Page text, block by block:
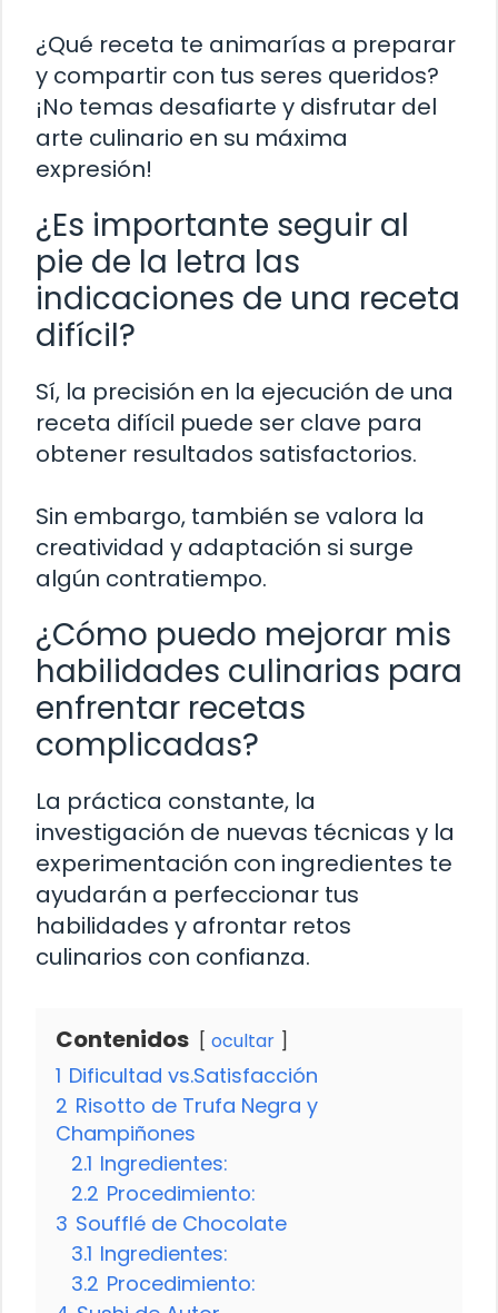
¿Qué receta te animarías a preparar
y compartir con tus seres queridos?
¡No temas desafiarte y disfrutar del
arte culinario en su máxima
expresión!
¿Es importante seguir al
pie de la letra las
indicaciones de una receta
difícil?
Sí, la precisión en la ejecución de una
receta difícil puede ser clave para
obtener resultados satisfactorios.
Sin embargo, también se valora la
creatividad y adaptación si surge
algún contratiempo.
¿Cómo puedo mejorar mis
habilidades culinarias para
enfrentar recetas
complicadas?
La práctica constante, la
investigación de nuevas técnicas y la
experimentación con ingredientes te
ayudarán a perfeccionar tus
habilidades y afrontar retos
culinarios con confianza.
Contenidos ocultar
1 Dificultad vs.Satisfacción
2 Risotto de Trufa Negra y
Champiñones
2.1 Ingredientes:
2.2 Procedimiento:
3 Soufflé de Chocolate
3.1 Ingredientes:
3.2 Procedimiento: